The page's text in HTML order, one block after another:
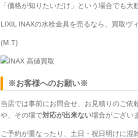
「価格が知りたいだけ」という場合でも
LIXIL INAXの水栓金具を売るなら、買取ヴ
(M.T)
※お客様へのお願い※
当店では事前にお問合せ、お見積りのご依
や、その場で対応が出来ない場合がござい
ご予約が重なったり、土日・祝日明けに混